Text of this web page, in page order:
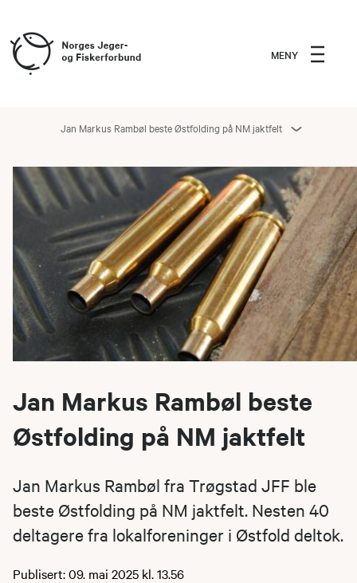
MENY
Jan Markus Rambøl beste Østfolding på NM jaktfelt
Jan Markus Rambøl beste
Østfolding på NM jaktfelt
Jan Markus Rambøl fra Trøgstad JFF ble
beste Østfolding på NM jaktfelt. Nesten 40
deltagere fra lokalforeninger i Østfold deltok.
Publisert: 09. mai 2025 kl. 13.56